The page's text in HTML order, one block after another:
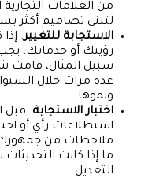
من العلامات
لتبني تصاميم أكثر
الاستجابة للتغيير:
رؤيتك أو خدماتك،
سبيل المثال، قامت
عدة مرات خلال
ونموها.
اختبار الاستجابة: قبل
ملاحظات من
ما إذا كانت التحديثات
التعديل.